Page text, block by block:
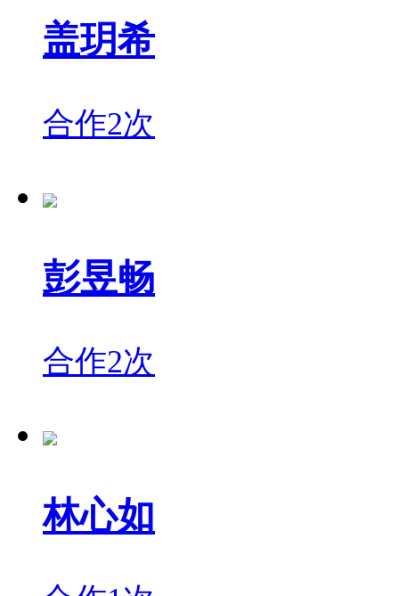
盖玥希
合作2次
彭昱畅
合作2次
林心如